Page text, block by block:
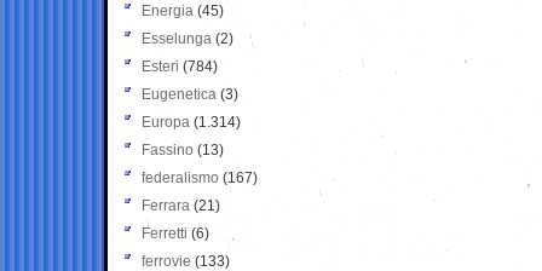
Energia (45)
Esselunga (2)
Esteri (784)
Eugenetica (3)
Europa (1.314)
Fassino (13)
federalismo (167)
Ferrara (21)
Ferretti (6)
ferrovie (133)